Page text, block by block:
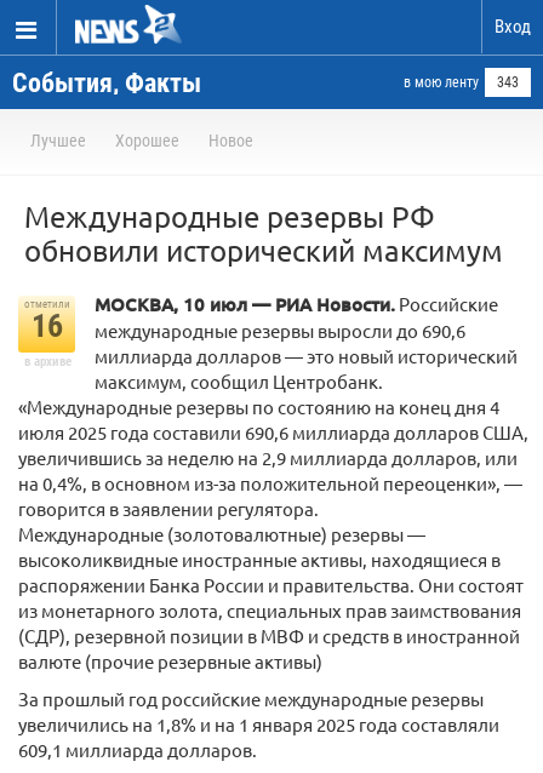
Вход
События, Факты в мою ленту 343
Лучшее Хорошее Новое
Международные резервы РФ
обновили исторический максимум
отметили
16
в архиве
МОСКВА, 10 июл — РИА Новости. Российские
международные резервы выросли до 690,6
миллиарда долларов — это новый исторический
максимум, сообщил Центробанк.
«Международные резервы по состоянию на конец дня 4
июля 2025 года составили 690,6 миллиарда долларов США,
увеличившись за неделю на 2,9 миллиарда долларов, или
на 0,4%, в основном из-за положительной переоценки», —
говорится в заявлении регулятора.
Международные (золотовалютные) резервы —
высоколиквидные иностранные активы, находящиеся в
распоряжении Банка России и правительства. Они состоят
из монетарного золота, специальных прав заимствования
(СДР), резервной позиции в МВФ и средств в иностранной
валюте (прочие резервные активы)
За прошлый год российские международные резервы
увеличились на 1,8% и на 1 января 2025 года составляли
609,1 миллиарда долларов.